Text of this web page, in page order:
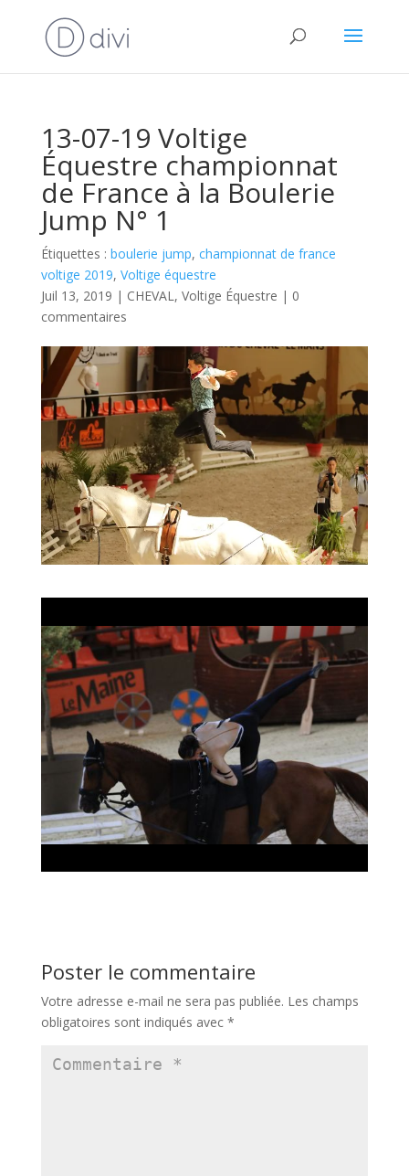
13-07-19 Voltige
Équestre championnat
de France à la Boulerie
Jump N° 1
Étiquettes : boulerie jump, championnat de france
voltige 2019, Voltige équestre
Juil 13, 2019 | CHEVAL, Voltige Équestre | 0
commentaires
Poster le commentaire
Votre adresse e-mail ne sera pas publiée. Les champs
obligatoires sont indiqués avec *